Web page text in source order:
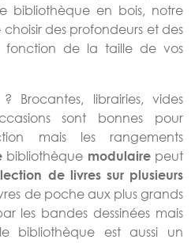
bibliothèque en bois, notre
des profondeurs et des
fonction de la taille de vos
Brocantes, librairies, vides
sont bonnes pour
mais les rangements
bibliothèque modulairepeut
de livres sur plusieurs
de poche aux plus grands
les bandes dessinées mais
bibliothèque est aussi un